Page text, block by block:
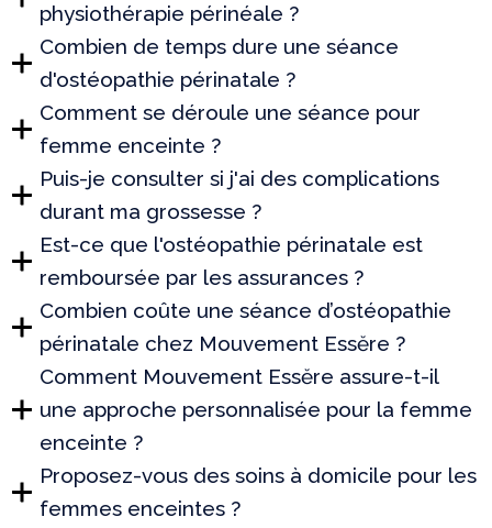
physiothérapie périnéale ?
Combien de temps dure une séance
d'ostéopathie périnatale ?
Comment se déroule une séance pour
femme enceinte ?
Puis-je consulter si j'ai des complications
durant ma grossesse ?
Est-ce que l'ostéopathie périnatale est
remboursée par les assurances ?
Combien coûte une séance d’ostéopathie
périnatale chez Mouvement Essĕre ?
Comment Mouvement Essĕre assure-t-il
une approche personnalisée pour la femme
enceinte ?
Proposez-vous des soins à domicile pour les
femmes enceintes ?